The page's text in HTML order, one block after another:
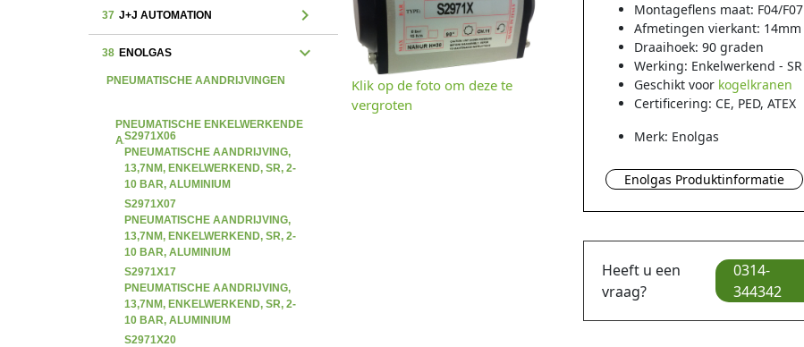
37 J+J AUTOMATION chevron_right
38 ENOLGAS expand_more
PNEUMATISCHE AANDRIJVINGEN
PNEUMATISCHE ENKELWERKENDE
AANDRIJVINGEN
S2971X06
PNEUMATISCHE AANDRIJVING,
13,7NM, ENKELWERKEND, SR, 2-
10 BAR, ALUMINIUM
S2971X07
PNEUMATISCHE AANDRIJVING,
13,7NM, ENKELWERKEND, SR, 2-
10 BAR, ALUMINIUM
S2971X17
PNEUMATISCHE AANDRIJVING,
13,7NM, ENKELWERKEND, SR, 2-
10 BAR, ALUMINIUM
S2971X20
Klik op de foto om deze te
vergroten
Montageflens maat: F04/F07
Afmetingen vierkant: 14mm
Draaihoek: 90 graden
Werking: Enkelwerkend - SR
Geschikt voor kogelkranen
Certificering: CE, PED, ATEX
Merk: Enolgas
Enolgas Produktinformatie
Heeft u een
vraag?
0314-
344342